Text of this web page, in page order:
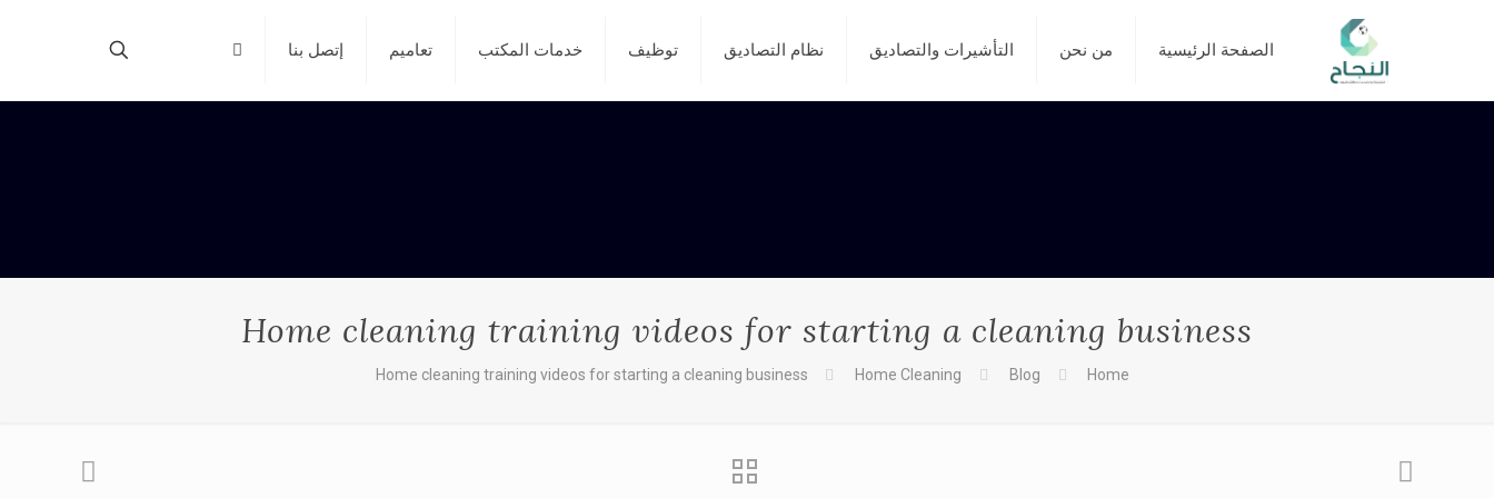
الصفحة الرئيسية من نحن التأشيرات والتصاديق نظام التصاديق توظيف خدمات المكتب تعاميم إتصل بنا
Home cleaning training videos for starting a cleaning business
Home
Blog
Home Cleaning
Home cleaning training videos for starting a cleaning business